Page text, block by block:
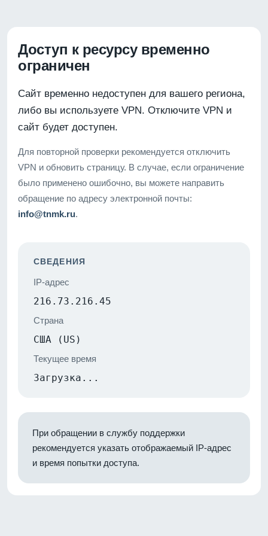
Доступ к ресурсу временно
ограничен
Сайт временно недоступен для вашего региона,
либо вы используете VPN. Отключите VPN и
сайт будет доступен.
Для повторной проверки рекомендуется отключить
VPN и обновить страницу. В случае, если ограничение
было применено ошибочно, вы можете направить
обращение по адресу электронной почты:
info@tnmk.ru.
СВЕДЕНИЯ
IP-адрес
216.73.216.45
Страна
США (US)
Текущее время
Загрузка...
При обращении в службу поддержки
рекомендуется указать отображаемый IP-адрес
и время попытки доступа.